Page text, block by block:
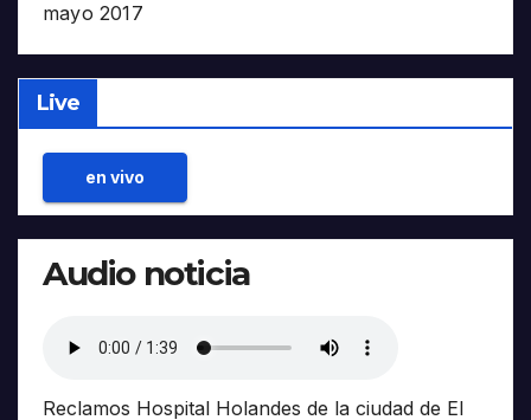
mayo 2017
Live
en vivo
Audio noticia
Reclamos Hospital Holandes de la ciudad de El